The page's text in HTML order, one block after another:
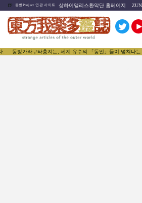
🍺 동방Project 연관 사이트 상하이앨리스환악단 홈페이지
라쿠타총지는, 세계 유수의 「동인」들이 넘쳐나는 동방